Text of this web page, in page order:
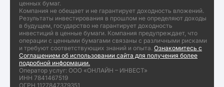
ценных бумаг.
Компания не обещает и не гарантирует доходность вложений.
Результаты инвестирования в прошлом не определяют доходы
в будущем, государство не гарантирует доходность
инвестиций в ценные бумаги. Компания предупреждает, что
операции с ценными бумагами связаны с различными рисками
и требуют соответствующих знаний и опыта. Ознакомитесь с
Соглашением об использовании сайта для получения более
подробной информации.
Оператор услуг: ООО «ОНЛАЙН – ИНВЕСТ»
ИНН 7841467519
ОГРН 1127847379351